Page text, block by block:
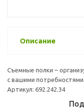
Описание
Съемные полки –
с вашими потребностями.
Артикул: 692.242.34